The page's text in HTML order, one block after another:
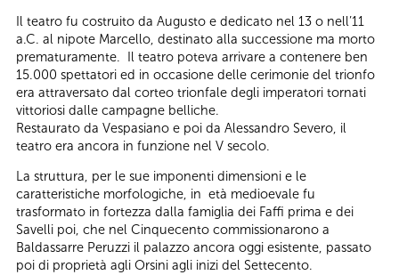
Il teatro fu costruito da Augusto e dedicato nel 13 o nell’11
a.C. al nipote Marcello, destinato alla successione ma morto
prematuramente. Il teatro poteva arrivare a contenere ben
15.000 spettatori ed in occasione delle cerimonie del trionfo
era attraversato dal corteo trionfale degli imperatori tornati
vittoriosi dalle campagne belliche.
Restaurato da Vespasiano e poi da Alessandro Severo, il
teatro era ancora in funzione nel V secolo.
La struttura, per le sue imponenti dimensioni e le
caratteristiche morfologiche, in età medioevale fu
trasformato in fortezza dalla famiglia dei Faffi prima e dei
Savelli poi, che nel Cinquecento commissionarono a
Baldassarre Peruzzi il palazzo ancora oggi esistente, passato
poi di proprietà agli Orsini agli inizi del Settecento.